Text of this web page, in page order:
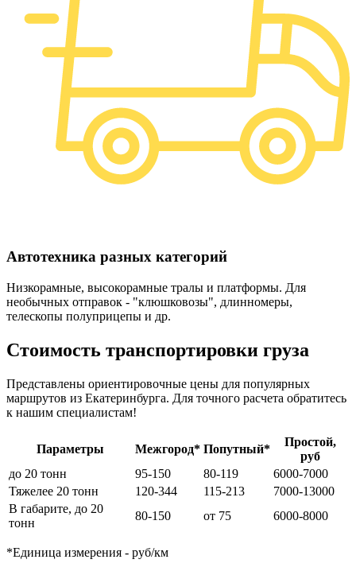
Автотехника разных категорий
Низкорамные, высокорамные тралы и платформы. Для
необычных отправок - "клюшковозы", длинномеры,
телескопы полуприцепы и др.
Стоимость транспортировки груза
Представлены ориентировочные цены для популярных
маршрутов из Екатеринбурга. Для точного расчета обратитесь
к нашим специалистам!
Параметры Межгород* Попутный*
Простой,
руб
до 20 тонн
95-150 80-119
6000-7000
Тяжелее 20 тонн
120-344 115-213
7000-13000
В габарите, до 20
тонн
80-150 от 75 6000-8000
*Единица измерения - руб/км